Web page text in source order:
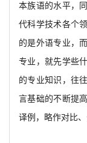
本族语的水平，
代科学技术各个
的是外语专业，
专业，就先学些
的专业知识，往
言基础的不断提
译例，略作对比